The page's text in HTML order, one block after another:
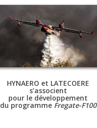
HYNAERO et LATECOERE
s’associent
pour le développement
du programme Fregate-F100